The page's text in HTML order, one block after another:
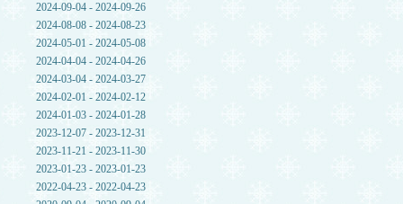
2024-09-04 - 2024-09-26
2024-08-08 - 2024-08-23
2024-05-01 - 2024-05-08
2024-04-04 - 2024-04-26
2024-03-04 - 2024-03-27
2024-02-01 - 2024-02-12
2024-01-03 - 2024-01-28
2023-12-07 - 2023-12-31
2023-11-21 - 2023-11-30
2023-01-23 - 2023-01-23
2022-04-23 - 2022-04-23